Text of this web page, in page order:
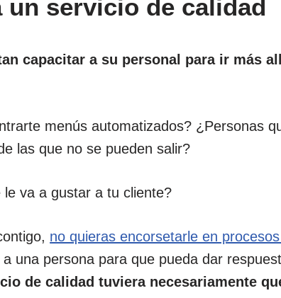
un servicio de calidad
capacitar a su personal para ir más
menús automatizados? ¿Personas
las que no se pueden salir?
va a gustar a tu cliente?
no quieras encorsetarle en
una persona para que pueda dar
de calidad tuviera necesariamente